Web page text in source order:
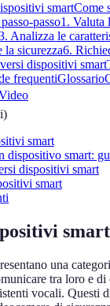
smartCome
passo1. Valuta
Analizza le
la sicurezza6.
dispositivi smart
frequentiGlossario
)
smart
dispositivo smart:
dispositivi smart
smart
smart
una
tra loro e di
vocali. Questi